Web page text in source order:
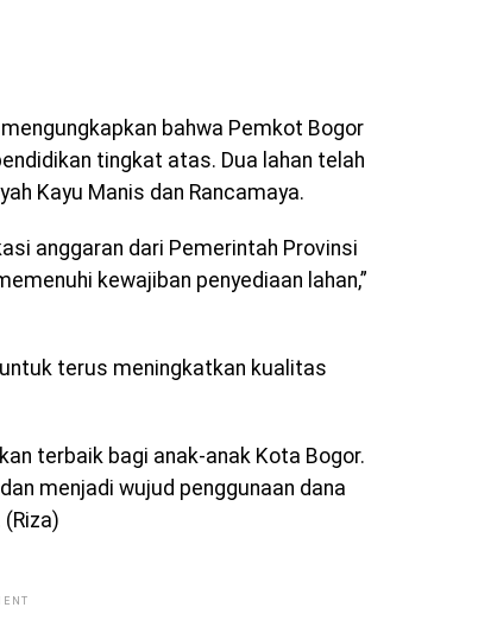
bahwa Pemkot Bogor
tingkat atas. Dua lahan telah
Kayu Manis dan Rancamaya.
anggaran dari Pemerintah Provinsi
kewajiban penyediaan lahan,”
terus meningkatkan kualitas
terbaik bagi anak-anak Kota Bogor.
menjadi wujud penggunaan dana